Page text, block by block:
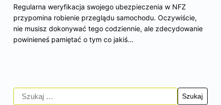
Regularna weryfikacja swojego ubezpieczenia w NFZ
przypomina robienie przeglądu samochodu. Oczywiście,
nie musisz dokonywać tego codziennie, ale zdecydowanie
powinieneś pamiętać o tym co jakiś…